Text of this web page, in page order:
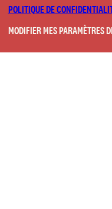
POLITIQUE DE
MODIFIER MES PARAMÈTRES